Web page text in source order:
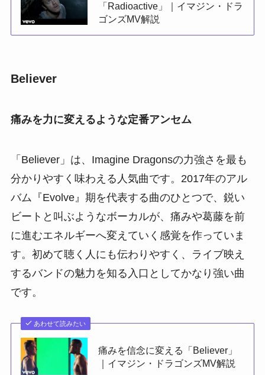
「Radioactive」｜イマジン・ドラ
ゴンズMV解説
Believer
痛みを力に変えるような定番アンセム
「Believer」は、Imagine Dragonsの力強さを最も
分かりやすく味わえる人気曲です。2017年のアル
バム『Evolve』期を代表する曲のひとつで、鋭い
ビートと叫ぶようなボーカルが、痛みや葛藤を前
に進むエネルギーへ変えていく感覚を作っていま
す。初めて聴く人にも伝わりやすく、ライブ映え
するバンドの魅力を知る入口としてかなり強い曲
です。
あわせて読みたい
痛みを信念に変える「Believer」
｜イマジン・ドラゴンズMV解説